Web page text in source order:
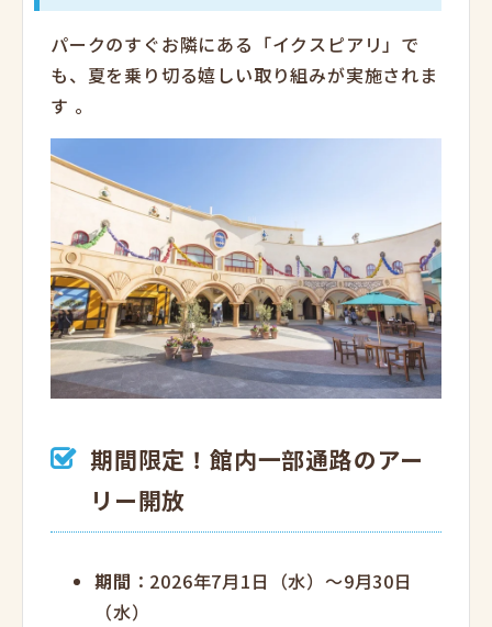
パークのすぐお隣にある「イクスピアリ」で
も、夏を乗り切る嬉しい取り組みが実施されま
す 。
期間限定！館内一部通路のアー
リー開放
期間 ：2026年7月1日（水）～9月30日
（水）